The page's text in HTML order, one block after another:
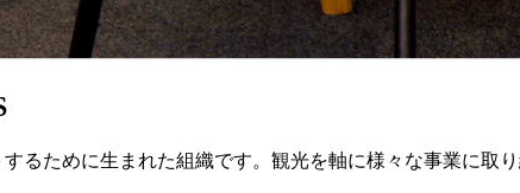
るために生まれた組織です。観光を軸に様々な事業に取り